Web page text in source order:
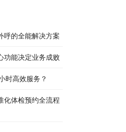
呼的全能解决方案​
功能决定业务成败​
时高效服务？
化体检预约全流程